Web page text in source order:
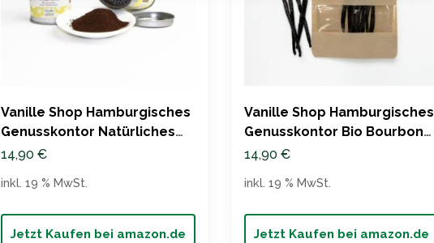
‎Vanille Shop Hamburgisches
Genusskontor Natürliches
Vanillepulver zum Backen
14,90 €
Jetzt Kaufen bei amazon.de
inkl. 19 % MwSt.
‎Vanille Shop Hamburgisches
Genusskontor Bio Bourbon
Vanilleschoten Premium aus
14,90 €
Jetzt Kaufen bei amazon.de
inkl. 19 % MwSt.